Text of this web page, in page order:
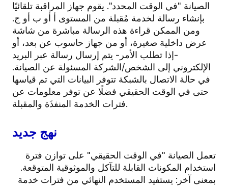
الصيانة "في الوقت المحدد". يقوم جهاز المراقبة تلقائيًا
بإنشاء رسالة لخدمة مُقبلة من المستوى أ أو ب أو ج.
ومن الممكن قراءة هذه الرسالة مباشرة من شاشة
عرض داخلية صغيرة، أو من جهاز حاسوب عن بعد، أو
-إذا تطلب الأمر- يتم إرسال رسالة عبر البريد
الإلكتروني إلى الشخص/الشركة المسئولة عن الصيانة.
في حالة الاتصال بالشبكة تتوفر البيانات التي تم قياسها
حتى في الوقت الحقيقي فضلًا عن توفر معلومات عن
فترات الخدمة المنفذَة والمقبلة.
نهج جديد
تعمل الصيانة "في الوقت الحقيقي" على توازن فترة
استخدام المكونات القابلة للتآكل والموثوقية المتوقعة.
بمعنى آخر: يستفيد المستخدم النهائي من فترات خدمة